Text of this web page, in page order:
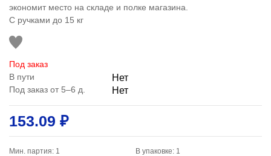
экономит место на складе и полке магазина.
С ручками до 15 кг
Под заказ
В пути
Нет
Под заказ от 5–6 д. Нет
153.09 ₽
Мин. партия: 1 В упаковке: 1